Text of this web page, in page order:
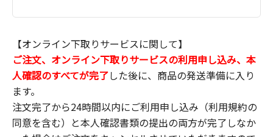
【オンライン下取りサービスに関して】
ご注文、オンライン下取りサービスの利用申し込み、本
人確認のすべてが完了した後に、商品の発送準備に入り
ます。
注文完了から24時間以内にご利用申し込み（利用規約の
同意を含む）と本人確認書類の提出の両方が完了しなか